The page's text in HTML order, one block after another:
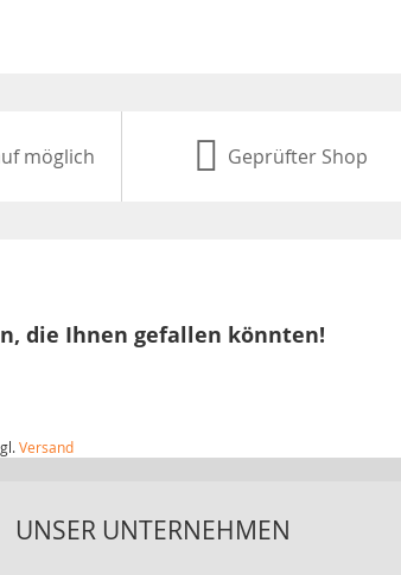
möglich Geprüfter Shop
die Ihnen gefallen könnten!
Versand
UNSER UNTERNEHMEN